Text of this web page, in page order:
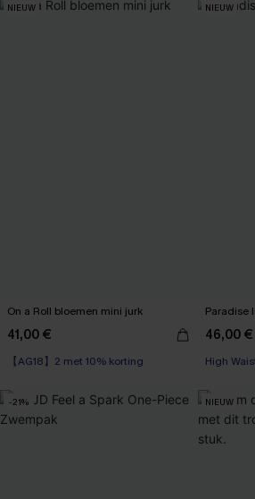
NIEUW
On a Roll bloemen mini jurk
41,00 €
【AG18】2 met 10% korting
NIEUW
Paradise
46,00 €
High
-21% NIEUW